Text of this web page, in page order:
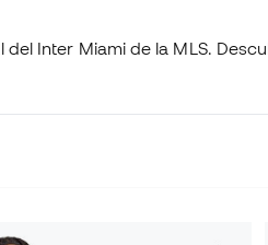
el jersey oficial del Inter Miami de la